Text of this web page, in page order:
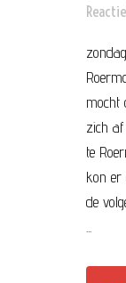
mocht
zich af
te
kon er
de